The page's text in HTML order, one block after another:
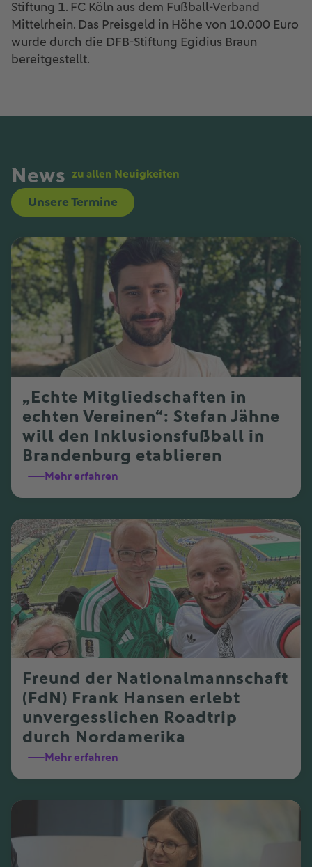
Stiftung 1. FC Köln aus dem Fußball-Verband
Mittelrhein. Das Preisgeld in Höhe von 10.000 Euro
wurde durch die DFB-Stiftung Egidius Braun
bereitgestellt.
News zu allen Neuigkeiten
Unsere Termine
„Echte Mitgliedschaften in
echten Vereinen“: Stefan Jähne
will den Inklusionsfußball in
Brandenburg etablieren
Mehr erfahren
Freund der Nationalmannschaft
(FdN) Frank Hansen erlebt
unvergesslichen Roadtrip
durch Nordamerika
Mehr erfahren